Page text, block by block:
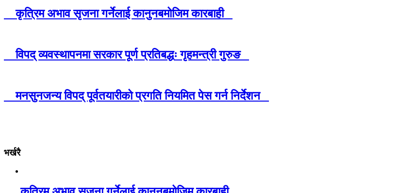
कृत्रिम अभाव सृजना गर्नेलाई कानुनबमोजिम कारबाही
विपद् व्यवस्थापनमा सरकार पूर्ण प्रतिबद्धः गृहमन्त्री गुरुङ
मनसुनजन्य विपद् पूर्वतयारीको प्रगति नियमित पेस गर्न निर्देशन
भर्खरै